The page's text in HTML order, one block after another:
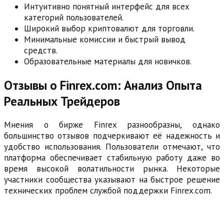
Интуитивно понятный интерфейс для всех
категорий пользователей.
Широкий выбор криптовалют для торговли.
Минимальные комиссии и быстрый вывод
средств.
Образовательные материалы для новичков.
Отзывы о Finrex.com: Анализ Опыта
Реальных Трейдеров
Мнения о бирже Finrex разнообразны, однако
большинство отзывов подчеркивают её надежность и
удобство использования. Пользователи отмечают, что
платформа обеспечивает стабильную работу даже во
время высокой волатильности рынка. Некоторые
участники сообщества указывают на быстрое решение
технических проблем службой поддержки Finrex.com.